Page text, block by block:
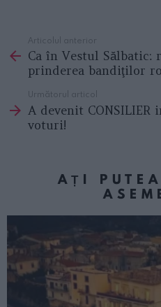
more
Articolul anterior
Ca în Vestul Sălbatic:
prinderea bandiţilor
Următorul articol
A devenit
voturi!
AȚI